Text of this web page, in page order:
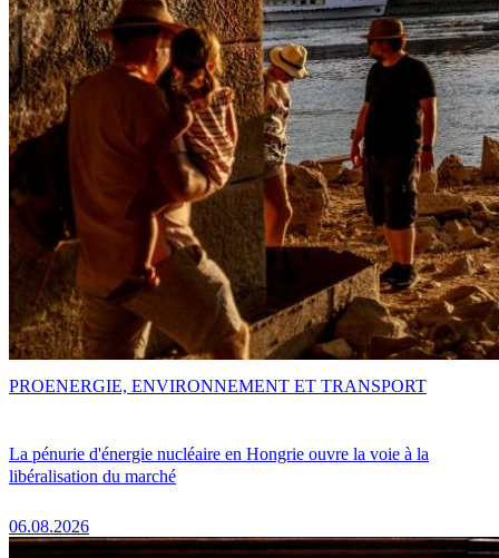
La pénurie d'énergie nucléaire en Hongrie ouvre la voie à la
libéralisation du marché
06.08.2026
PROENERGIE, ENVIRONNEMENT ET TRANSPORT